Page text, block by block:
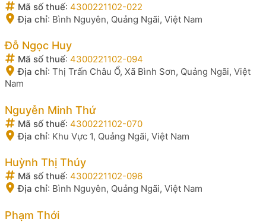
Mã số thuế: 4300221102-022
Địa chỉ: Bình Nguyên, Quảng Ngãi, Việt Nam
Đỗ Ngọc Huy
Mã số thuế: 4300221102-094
Địa chỉ: Thị Trấn Châu Ổ, Xã Bình Sơn, Quảng Ngãi, Việt
Nam
Nguyễn Minh Thứ
Mã số thuế: 4300221102-070
Địa chỉ: Khu Vực 1, Quảng Ngãi, Việt Nam
Huỳnh Thị Thúy
Mã số thuế: 4300221102-096
Địa chỉ: Bình Nguyên, Quảng Ngãi, Việt Nam
Phạm Thới